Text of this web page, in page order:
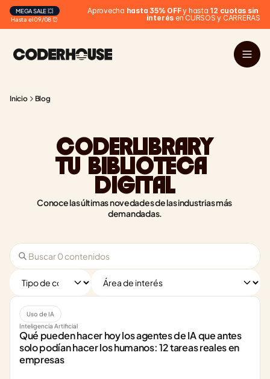
Hasta el 09/08 ⏰
MEGA SALE 💥 Aprovecha hasta 35% OFF y hasta 12 cuotas sin
interés en CURSOS y CARRERAS
Inicio Blog
CODERLIBRARY
TU BIBLIOTECA
DIGITAL
Conoce las últimas novedades de las industrias más
demandadas.
Uso de IA
Inteligencia Artificial
Qué pueden hacer hoy los agentes de IA que antes
solo podían hacer los humanos: 12 tareas reales en
empresas